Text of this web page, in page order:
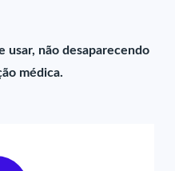
usar, não desaparecendo
médica.